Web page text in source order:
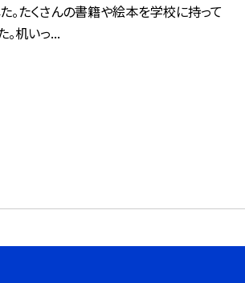
。たくさんの書籍や絵本を学校に持って
。机いっ...